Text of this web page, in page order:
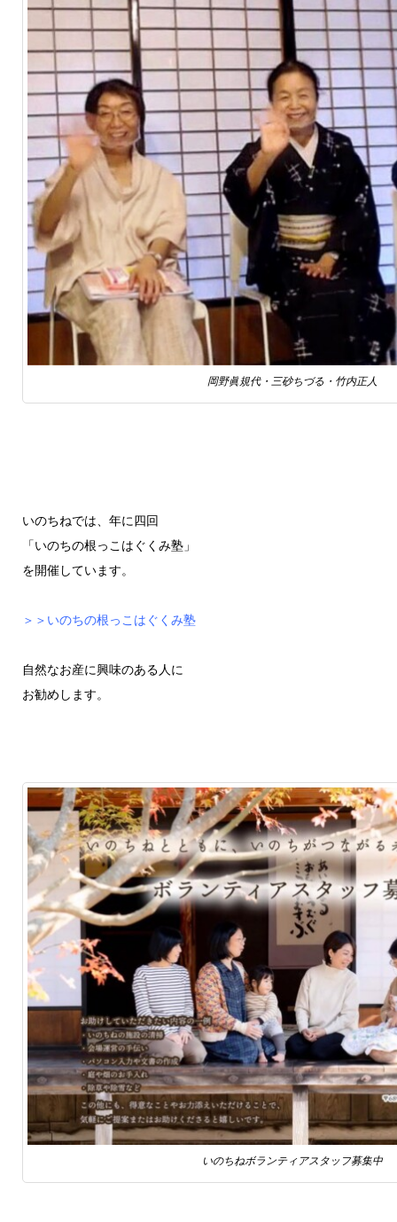
岡野眞規代・三砂ちづる・竹内正人
いのちねでは、年に四回
「いのちの根っこはぐくみ塾」
を開催しています。
＞＞いのちの根っこはぐくみ塾
自然なお産に興味のある人に
お勧めします。
いのちねボランティアスタッフ募集中